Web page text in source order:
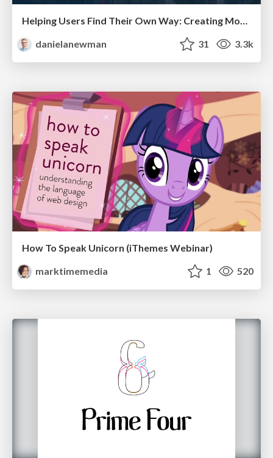
danielanewman
31 3.3k
How To Speak Unicorn (iThemes Webinar)
marktimemedia
1 520